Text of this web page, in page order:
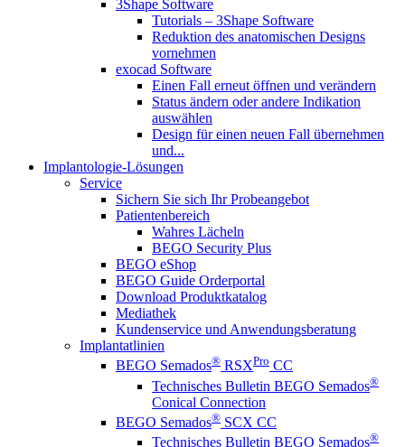
3Shape Software
Tutorials – 3Shape Software
Reduktion des anatomischen Designs
vornehmen
exocad Software
Einen Fall erneut öffnen und verändern
Status ändern oder andere Indikation
auswählen
Design für einen neuen Fall übernehmen
und...
Implantologie-Lösungen
Service
Sichern Sie sich Ihr Probeangebot
Patientenbereich
Wahres Lächeln
BEGO Security Plus
BEGO eShop
BEGO Guide Orderportal
Download Produktkatalog
Mediathek
Kundenservice und Anwendungsberatung
Implantatlinien
BEGO Semados® RSXPro CC
Technisches Bulletin BEGO Semados®
Conical Connection
BEGO Semados® SCX CC
Technisches Bulletin BEGO Semados®